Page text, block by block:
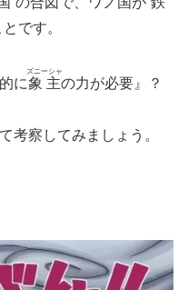
です。
に象主
ズニーシャ
の力が必要』？
考察してみましょう。